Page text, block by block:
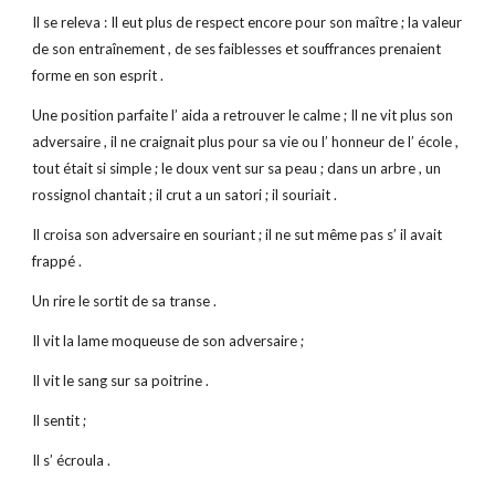
Il se releva : Il eut plus de respect encore pour son maître ; la valeur
de son entraînement , de ses faiblesses et souffrances prenaient
forme en son esprit .
Une position parfaite l’ aida a retrouver le calme ; Il ne vit plus son
adversaire , il ne craignait plus pour sa vie ou l’ honneur de l’ école ,
tout était si simple ; le doux vent sur sa peau ; dans un arbre , un
rossignol chantait ; il crut a un satori ; il souriait .
Il croisa son adversaire en souriant ; il ne sut même pas s’ il avait
frappé .
Un rire le sortit de sa transe .
Il vit la lame moqueuse de son adversaire ;
Il vit le sang sur sa poitrine .
Il sentit ;
Il s’ écroula .